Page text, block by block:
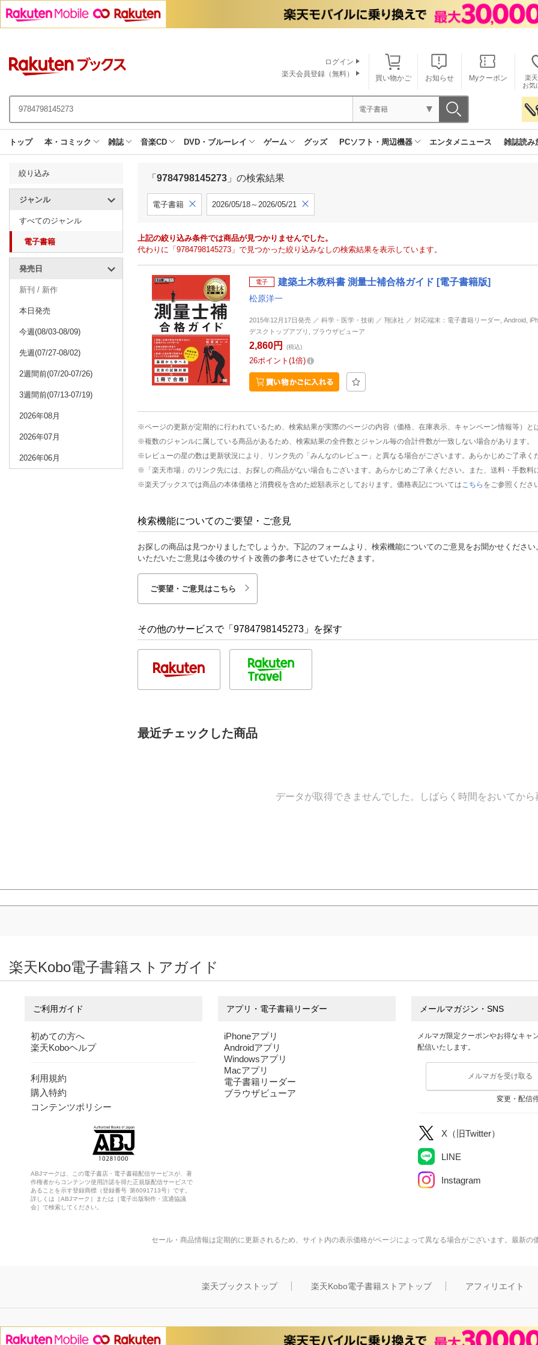
買い物かご お知らせ Myクーポン
楽
お気
ログイン
楽天会員登録（無料）
電子書籍
トップ 本・コミック 雑誌 音楽CD DVD・ブルーレイ ゲーム グッズ PCソフト・周辺機器 エンタメニュース 雑誌読み
絞り込み
ジャンル
すべてのジャンル
電子書籍
発売日
新刊 / 新作
本日発売
今週(08/03-08/09)
先週(07/27-08/02)
2週間前(07/20-07/26)
3週間前(07/13-07/19)
2026年08月
2026年07月
2026年06月
「 9784798145273 」の検索結果
電子書籍 2026/05/18～2026/05/21
上記の絞り込み条件では商品が見つかりませんでした。
代わりに「9784798145273」で見つかった絞り込みなしの検索結果を表示しています。
電子 建築土木教科書 測量士補合格ガイド [電子書籍版]
松原洋一
2015年12月17日発売 ／ 科学・医学・技術 ／ 翔泳社 ／ 対応端末：電子書籍リーダー, Android,
デスクトップアプリ, ブラウザビューア
2,860円 (税込)
26ポイント 1倍
※ページの更新が定期的に行われているため、検索結果が実際のページの内容（価格、在庫表示、キャンペーン情報等）と
※複数のジャンルに属している商品があるため、検索結果の全件数とジャンル毎の合計件数が一致しない場合があります。
※レビューの星の数は更新状況により、リンク先の「みんなのレビュー」と異なる場合がございます。あらかじめご了承く
※「楽天市場」のリンク先には、お探しの商品がない場合もございます。あらかじめご了承ください。また、送料・手数料
※楽天ブックスでは商品の本体価格と消費税を含めた総額表示としております。価格表記については こちら をご参照くださ
検索機能についてのご要望・ご意見
お探しの商品は見つかりましたでしょうか。下記のフォームより、検索機能についてのご意見をお聞かせください
いただいたご意見は今後のサイト改善の参考にさせていただきます。
ご要望・ご意見はこちら
その他のサービスで「9784798145273」を探す
最近チェックした商品
データが取得できませんでした。しばらく時間をおいてから
楽天Kobo電子書籍ストアガイド
ご利用ガイド
初めての方へ
楽天Koboヘルプ
利用規約
購入特約
コンテンツポリシー
ABJマークは、この電子書店・電子書籍配信サービスが、著
作権者からコンテンツ使用許諾を得た正規版配信サービスで
あることを示す登録商標（登録番号 第6091713号）です。
詳しくは［ABJマーク］または［電子出版制作・流通協議
会］で検索してください。
アプリ・電子書籍リーダー
iPhoneアプリ
Androidアプリ
Windowsアプリ
Macアプリ
電子書籍リーダー
ブラウザビューア
メールマガジン・SNS
メルマガ限定クーポンやお得なキャ
配信いたします。
メルマガを受け取る
変更・配信
X（旧Twitter）
LINE
Instagram
セール・商品情報は定期的に更新されるため、サイト内の表示価格がページによって異なる場合がございます。最新の
楽天ブックストップ 楽天Kobo電子書籍ストアトップ アフィリエイト